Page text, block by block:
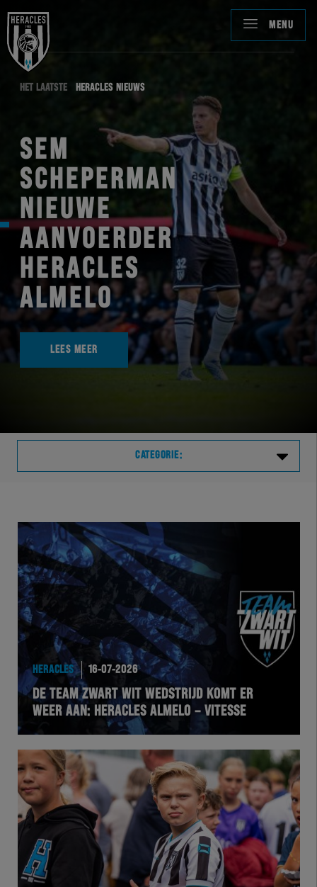
MENU
HET LAATSTE HERACLES NIEUWS
SEM
SCHEPERMAN
NIEUWE
AANVOERDER
HERACLES
ALMELO
LEES MEER
CATEGORIE:
VVVHER
TELHER
HERVOL
HEREXC
EXCHER
HERTEL
Natuurgras
Heracles
HERACLES 16-07-2026
DE TEAM ZWART WIT WEDSTRIJD KOMT ER
WEER AAN: HERACLES ALMELO – VITESSE